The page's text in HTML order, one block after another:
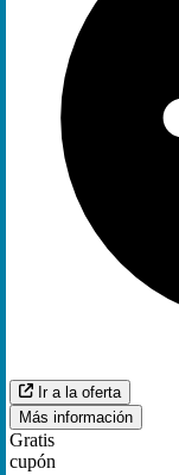
Ir a la oferta
Más información
Gratis
cupón